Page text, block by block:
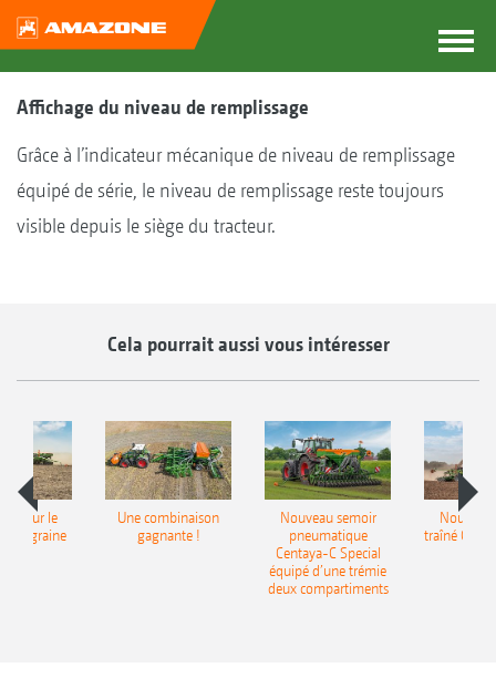
Affichage du niveau de remplissage
Grâce à l’indicateur mécanique de niveau de remplissage
équipé de série, le niveau de remplissage reste toujours
visible depuis le siège du tracteur.
Cela pourrait aussi vous intéresser
pour le
Une combinaison
gagnante !
Nouveau semoir
pneumatique
Centaya-C Special
équipé d’une trémie
deux compartiments
traîné